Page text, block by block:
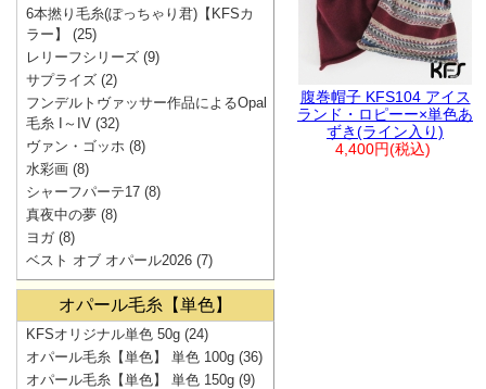
腹巻帽子 KFS104 アイス
ランド・ロピーー×単色あ
ずき(ライン入り)
4,400円(税込)
6本撚り毛糸(ぽっちゃり君)【KFSカ
ラー】
(25)
レリーフシリーズ (9)
サプライズ (2)
フンデルトヴァッサー作品によるOpal
毛糸 I～IV (32)
ヴァン・ゴッホ (8)
水彩画 (8)
シャーフパーテ17 (8)
真夜中の夢 (8)
ヨガ(8)
ベスト オブ オパール2026 (7)
オパール毛糸【単色】
KFSオリジナル単色 50g (24)
オパール毛糸【単色】 単色 100g (36)
オパール毛糸【単色】 単色 150g (9)